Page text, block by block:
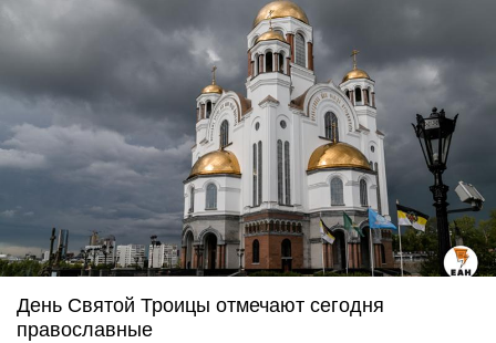
День Святой Троицы отмечают сегодня
православные